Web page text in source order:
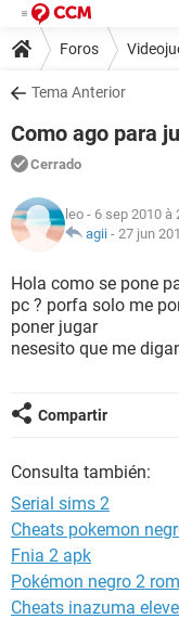
Foros
Tema Anterior
Como ago para
Cerrado
leo - 6 sep 2010 à
agii - 27 jun
Hola como se pone
pc ? porfa solo me
poner jugar
nesesito que me
Compartir
Consulta también:
Serial sims 2
Cheats pokemon
Fnia 2 apk
Pokémon negro 2 rom
Cheats inazuma